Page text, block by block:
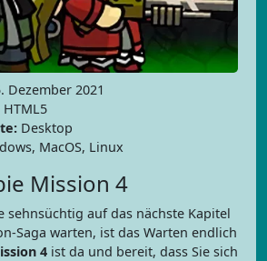
Dezember 2021
HTML5
Desktop
MacOS, Linux
Mission 4
sehnsüchtig auf das nächste Kapitel
Saga warten, ist das Warten endlich
4 ist da und bereit, dass Sie sich